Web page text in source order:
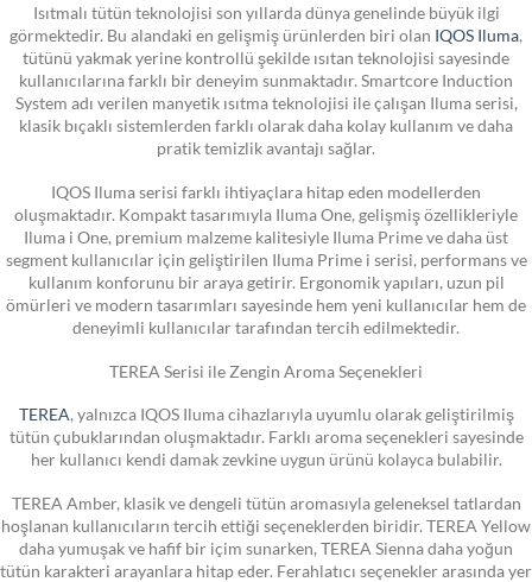
Isıtmalı tütün teknolojisi son yıllarda dünya genelinde büyük ilgi
görmektedir. Bu alandaki en gelişmiş ürünlerden biri olan IQOS Iluma,
tütünü yakmak yerine kontrollü şekilde ısıtan teknolojisi sayesinde
kullanıcılarına farklı bir deneyim sunmaktadır. Smartcore Induction
System adı verilen manyetik ısıtma teknolojisi ile çalışan Iluma serisi,
klasik bıçaklı sistemlerden farklı olarak daha kolay kullanım ve daha
pratik temizlik avantajı sağlar.
IQOS Iluma serisi farklı ihtiyaçlara hitap eden modellerden
oluşmaktadır. Kompakt tasarımıyla Iluma One, gelişmiş özellikleriyle
Iluma i One, premium malzeme kalitesiyle Iluma Prime ve daha üst
segment kullanıcılar için geliştirilen Iluma Prime i serisi, performans ve
kullanım konforunu bir araya getirir. Ergonomik yapıları, uzun pil
ömürleri ve modern tasarımları sayesinde hem yeni kullanıcılar hem de
deneyimli kullanıcılar tarafından tercih edilmektedir.
TEREA Serisi ile Zengin Aroma Seçenekleri
TEREA, yalnızca IQOS Iluma cihazlarıyla uyumlu olarak geliştirilmiş
tütün çubuklarından oluşmaktadır. Farklı aroma seçenekleri sayesinde
her kullanıcı kendi damak zevkine uygun ürünü kolayca bulabilir.
TEREA Amber, klasik ve dengeli tütün aromasıyla geleneksel tatlardan
hoşlanan kullanıcıların tercih ettiği seçeneklerden biridir. TEREA Yellow
daha yumuşak ve hafif bir içim sunarken, TEREA Sienna daha yoğun
tütün karakteri arayanlara hitap eder. Ferahlatıcı seçenekler arasında yer